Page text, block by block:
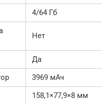
4/64 Гб
Нет
Да
3969 мАч
158,1×77,9×8 мм